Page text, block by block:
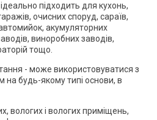
ідеально підходить для кухонь,
очисних споруд, сараїв,
акумуляторних
виноробних заводів,
тощо.
- може використовуватися з
будь-якому типі основи, в
вологих і вологих приміщень,